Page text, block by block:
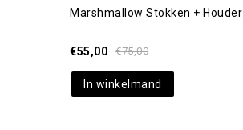
Marshmallow Stokken + Houder
€75,00
€55,00
In winkelmand